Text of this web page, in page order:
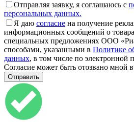
Отправляя заявку, я соглашаюсь с
персональных данных.
Я даю согласие на получение
информационных сообщений о
специальных предложениях ООО
способами, указанными в Политике
данных, в том числе по электронной
Согласие может быть отозвано мной